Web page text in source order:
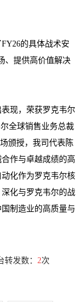
的具体战术安
、提供高价值解决
现，荣获罗克韦尔
全球销售业务总裁
场颁授，我司代表陈
作与卓越成绩的高
化作为罗克韦尔核
化与罗克韦尔的战
制造业的高质量与
转发数： 2次